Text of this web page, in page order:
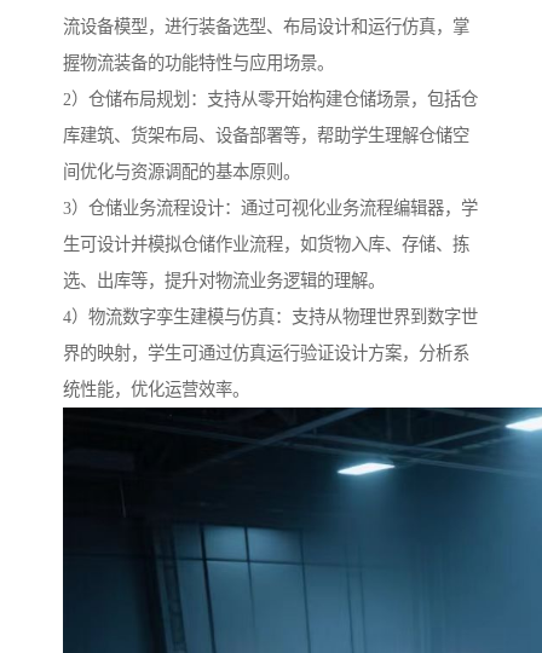
流设备模型，进行装备选型、布局设计和运行仿真，掌
握物流装备的功能特性与应用场景。
2）仓储布局规划：支持从零开始构建仓储场景，包括仓
库建筑、货架布局、设备部署等，帮助学生理解仓储空
间优化与资源调配的基本原则。
3）仓储业务流程设计：通过可视化业务流程编辑器，学
生可设计并模拟仓储作业流程，如货物入库、存储、拣
选、出库等，提升对物流业务逻辑的理解。
4）物流数字孪生建模与仿真：支持从物理世界到数字世
界的映射，学生可通过仿真运行验证设计方案，分析系
统性能，优化运营效率。